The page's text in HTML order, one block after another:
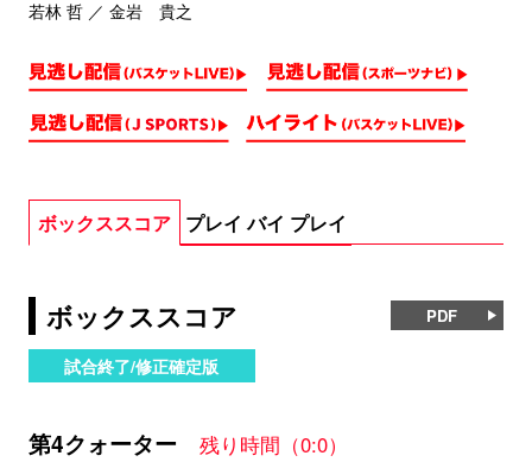
若林 哲 ／ 金岩 貴之
ボックススコア プレイ バイ プレイ
ボックススコア PDF
試合終了/修正確定版
第4クォーター 残り時間（0:0）